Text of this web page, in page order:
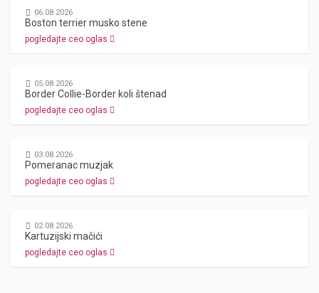
06.08.2026
Boston terrier musko stene
pogledajte ceo oglas
05.08.2026
Border Collie-Border koli štenad
pogledajte ceo oglas
03.08.2026
Pomeranac muzjak
pogledajte ceo oglas
02.08.2026
Kartuzijski mačići
pogledajte ceo oglas